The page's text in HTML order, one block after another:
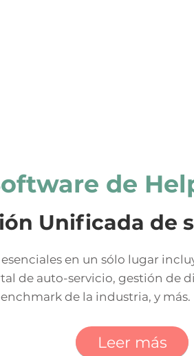
de
Unificada de
en un sólo lugar
de auto-servicio, gestión de
de la industria, y más.
Leer más